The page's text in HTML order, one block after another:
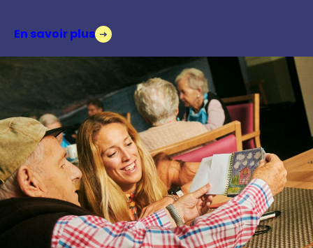
En savoir plus